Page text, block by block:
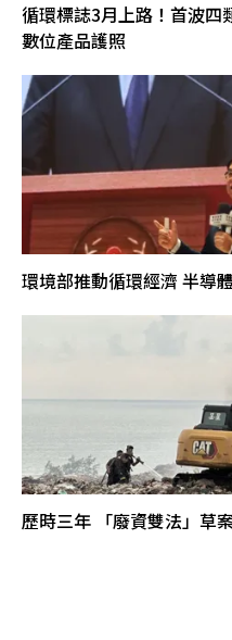
循環標誌3月上路！首波四
數位產品護照
環境部推動循環經濟 半導
歷時三年 「廢資雙法」草